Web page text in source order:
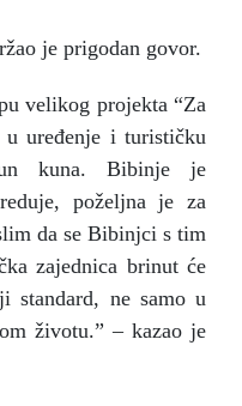
je prigodan govor.
velikog projekta “Za
uređenje i turističku
kuna. Bibinje je
poželjna je za
da se Bibinjci s tim
zajednica brinut će
standard, ne samo u
životu.” – kazao je